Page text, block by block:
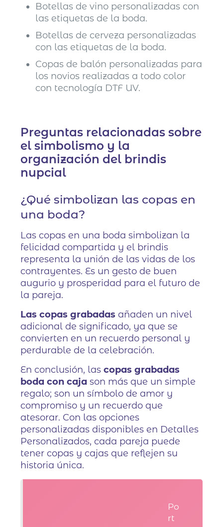
Botellas de vino personalizadas con
las etiquetas de la boda.
Botellas de cerveza personalizadas
con las etiquetas de la boda.
Copas de balón personalizadas para
los novios realizadas a todo color
con tecnología DTF UV.
Preguntas relacionadas sobre
el simbolismo y la
organización del brindis
nupcial
¿Qué simbolizan las copas en
una boda?
Las copas en una boda simbolizan la
felicidad compartida y el brindis
representa la unión de las vidas de los
contrayentes. Es un gesto de buen
augurio y prosperidad para el futuro de
la pareja.
Las copas grabadas añaden un nivel
adicional de significado, ya que se
convierten en un recuerdo personal y
perdurable de la celebración.
En conclusión, lascopas grabadas
boda con caja son más que un simple
regalo; son un símbolo de amor y
compromiso y un recuerdo que
atesorar. Con las opciones
personalizadas disponibles en Detalles
Personalizados, cada pareja puede
tener copas y cajas que reflejen su
historia única.
Po
rt